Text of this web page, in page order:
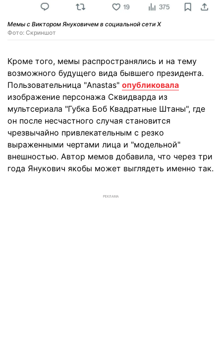
Мемы с Виктором Януковичем в социальной сети X
Фото: Скриншот
Кроме того, мемы распространялись и на тему
возможного будущего вида бывшего президента.
Пользовательница "Anastas" опубликовала
изображение персонажа Сквидварда из
мультсериала "Губка Боб Квадратные Штаны", где
он после несчастного случая становится
чрезвычайно привлекательным с резко
выраженными чертами лица и "модельной"
внешностью. Автор мемов добавила, что через три
года Янукович якобы может выглядеть именно так.
РЕКЛАМА